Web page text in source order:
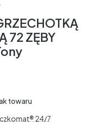
72 ZĘBY
towaru
24/7